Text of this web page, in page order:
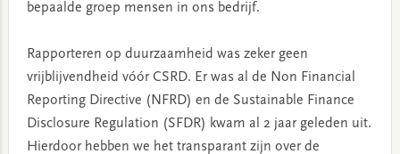
bepaalde groep mensen in ons bedrijf.
Rapporteren op duurzaamheid was zeker geen
vrijblijvendheid vóór CSRD. Er was al de Non Financial
Reporting Directive (NFRD) en de Sustainable Finance
Disclosure Regulation (SFDR) kwam al 2 jaar geleden uit.
Hierdoor hebben we het transparant zijn over de